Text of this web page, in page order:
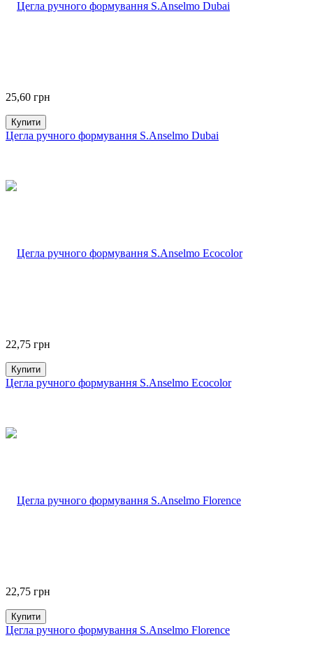
25,60 грн
Купити
Цегла ручного формування S.Anselmo Dubai
22,75 грн
Купити
Цегла ручного формування S.Anselmo Ecocolor
22,75 грн
Купити
Цегла ручного формування S.Anselmo Florence